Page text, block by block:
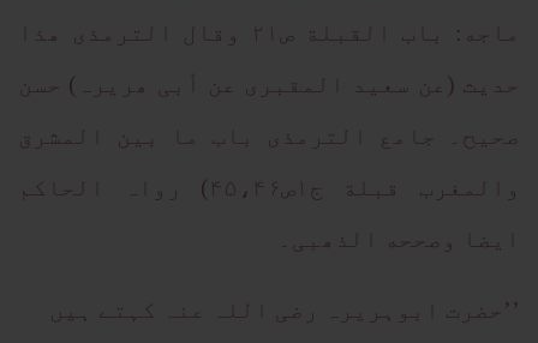
ماجه: باب القبلة ص۲۱ وقال الترمذی ھذا
حدیث (عن سعید المقبری عن أبی ھریرہ) حسن
صحیح۔ جامع الترمذی باب ما بین المشرق
والمغرب قبلة ج۱ص۴۵،۴۶) رواہ الحاکم
ایضا وصححه الذھبی۔
’’حضرت ابوہریرہ رضی اللہ عنہ کہتے ہیں